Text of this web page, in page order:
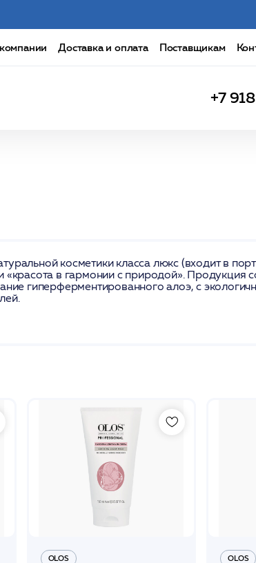
Доставка и оплата Поставщикам
+7
косметики класса люкс (входит в
в гармонии с природой». Продукция
гиперферментированного алоэ, с
OLOS OLOS